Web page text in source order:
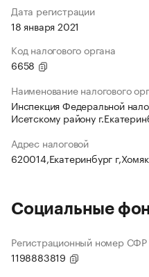
Дата регистрации
18 января 2021
Код налогового органа
6658
Наименование налогового
Инспекция Федеральной
Исетскому району
Адрес налоговой
620014,Екатеринбург
Социальные
Регистрационный номер СФР
1198883819